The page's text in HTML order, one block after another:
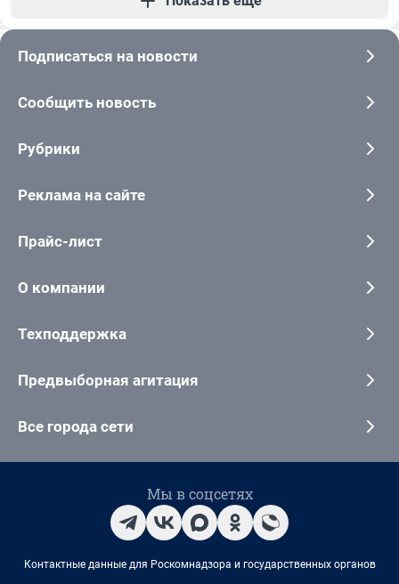
Подписаться на новости
Сообщить новость
Рубрики
Реклама на сайте
Прайс-лист
О компании
Техподдержка
Предвыборная агитация
Все города сети
Мы в соцсетях
Контактные данные для Роскомнадзора и государственных органов